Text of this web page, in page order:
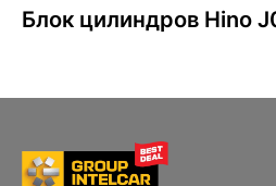
Блок цилиндров Hino